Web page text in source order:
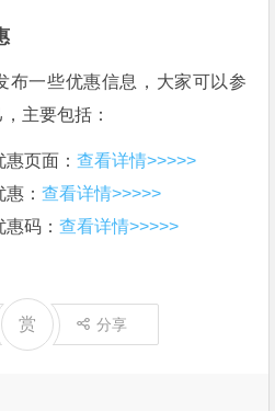
布一些优惠信息，大家可以参
主要包括：
惠页面：查看详情>>>>>
惠：查看详情>>>>>
惠码：查看详情>>>>>
赏 分享